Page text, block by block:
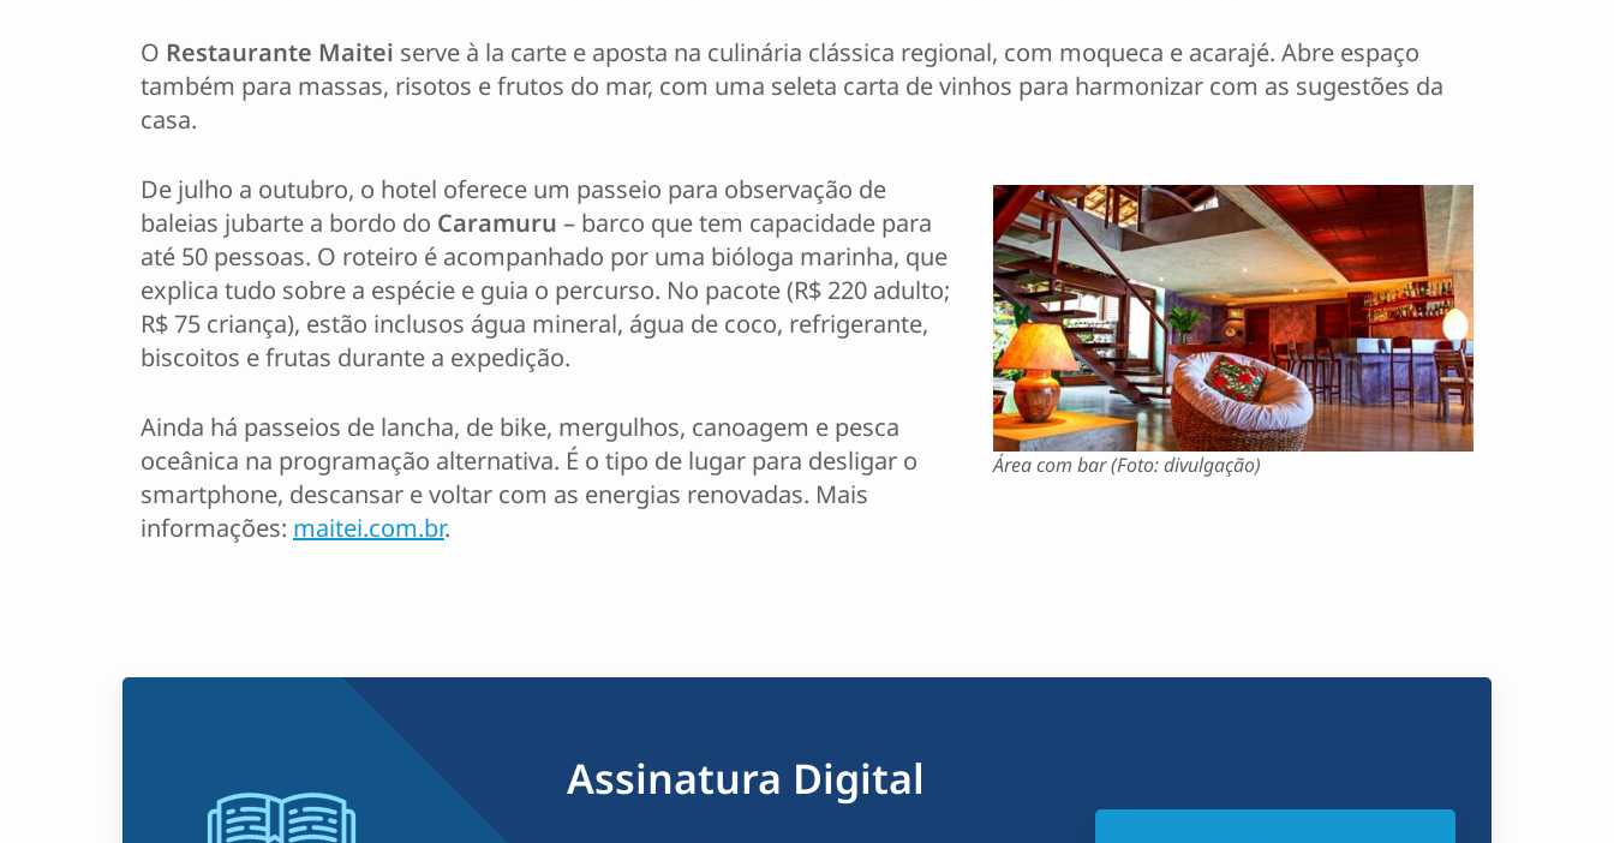
O Restaurante Maitei serve à la carte e aposta na culinária clássica regional, com moqueca e acarajé. Abre espaço
também para massas, risotos e frutos do mar, com uma seleta carta de vinhos para harmonizar com as sugestões da
casa.
Área com bar (Foto: divulgação)
De julho a outubro, o hotel oferece um passeio para observação de
baleias jubarte a bordo do Caramuru – barco que tem capacidade para
até 50 pessoas. O roteiro é acompanhado por uma bióloga marinha, que
explica tudo sobre a espécie e guia o percurso. No pacote (R$ 220 adulto;
R$ 75 criança), estão inclusos água mineral, água de coco, refrigerante,
biscoitos e frutas durante a expedição.
Ainda há passeios de lancha, de bike, mergulhos, canoagem e pesca
oceânica na programação alternativa. É o tipo de lugar para desligar o
smartphone, descansar e voltar com as energias renovadas. Mais
informações: maitei.com.br.
Assinatura Digital